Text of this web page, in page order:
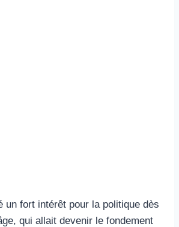
un fort intérêt pour la politique dès
qui allait devenir le fondement